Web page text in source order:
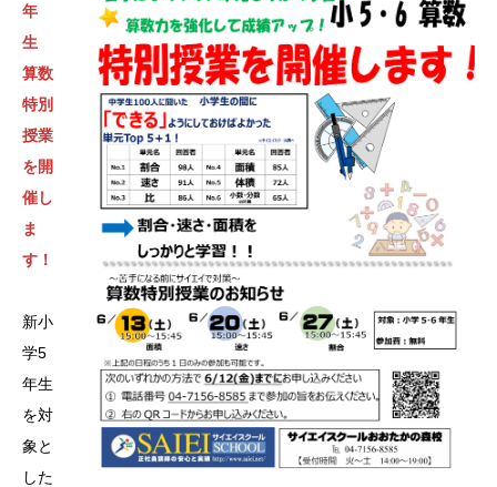
年
生
算数
特別
授業
を開
催し
ま
す！
新小
学5
年生
を対
象と
した